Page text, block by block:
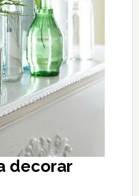
decorar